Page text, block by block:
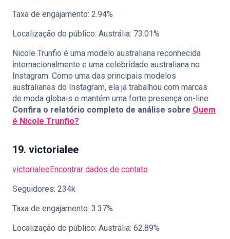
Taxa de engajamento: 2.94%
Localização do público: Austrália: 73.01%
Nicole Trunfio é uma modelo australiana reconhecida
internacionalmente e uma celebridade australiana no
Instagram. Como uma das principais modelos
australianas do Instagram, ela já trabalhou com marcas
de moda globais e mantém uma forte presença on-line.
Confira o relatório completo de análise sobre Quem
é Nicole Trunfio?
19. victorialee
victorialeeEncontrar dados de contato
Seguidores: 234k
Taxa de engajamento: 3.37%
Localização do público: Austrália: 62.89%